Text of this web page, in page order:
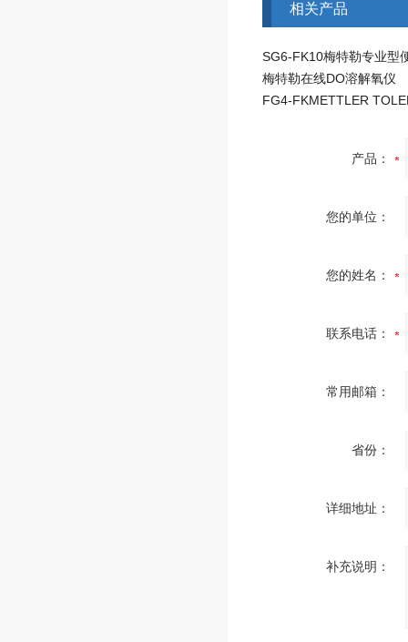
相关产品
梅特勒在线DO溶解氧仪
产品：
您的单位：
您的姓名：
联系电话：
常用邮箱：
省份：
详细地址：
补充说明：